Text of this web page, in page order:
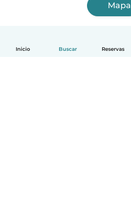
Inicio Buscar Reservas
Mapa